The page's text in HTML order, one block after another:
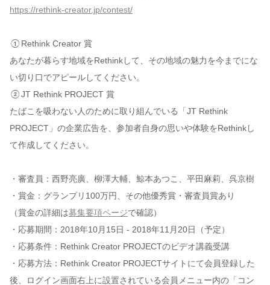
https://rethink-creator.jp/contest/
①Rethink Creator 賞
あなたが暮らす地域をRethinkして、その地域の魅力を今までにな
い切り口でアピールしてください。
②JT Rethink PROJECT 賞
たばこを吸わない人のために取り組んでいる「JT Rethink
PROJECT」の企業広告を、参加者自身の思いや体験をRethinkし
て作成してください。
・審査員：西野亮廣、柳澤大輔、鯨本あつこ、平田麻莉、呉京樹
・賞金：グランプリ100万円、その他優秀賞・審査員賞あり
（賞金の詳細は募集要項ページで確認）
・応募期間：2018年10月15日 - 2018年11月20日（予定）
・応募条件：Rethink Creator PROJECTのビデオ講義受講
・応募方法：Rethink Creator PROJECTサイトにて会員登録した
後、ログイン画面右上に設置されている会員メニュー内の「コン